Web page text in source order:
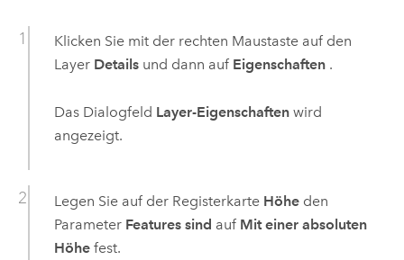
Klicken Sie mit der rechten Maustaste auf den
Layer Detailsund dann auf Eigenschaften.
Das Dialogfeld Layer-Eigenschaftenwird
angezeigt.
Legen Sie auf der Registerkarte Höheden
Parameter Features sind auf Mit einer absoluten
Höhefest.